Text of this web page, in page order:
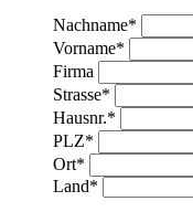
Nachname*
Vorname*
Firma
Strasse*
Hausnr.*
PLZ*
Ort*
Land*